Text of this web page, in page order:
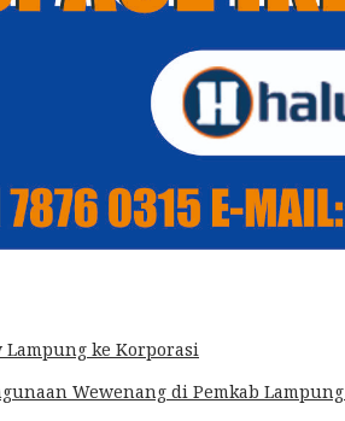
Lampung ke Korporasi
Wewenang di Pemkab